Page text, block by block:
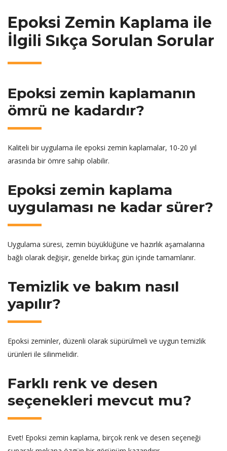
Epoksi Zemin Kaplama ile
İlgili Sıkça Sorulan Sorular
Epoksi zemin kaplamanın
ömrü ne kadardır?
Kaliteli bir uygulama ile epoksi zemin kaplamalar, 10-20 yıl
arasında bir ömre sahip olabilir.
Epoksi zemin kaplama
uygulaması ne kadar sürer?
Uygulama süresi, zemin büyüklüğüne ve hazırlık aşamalarına
bağlı olarak değişir, genelde birkaç gün içinde tamamlanır.
Temizlik ve bakım nasıl
yapılır?
Epoksi zeminler, düzenli olarak süpürülmeli ve uygun temizlik
ürünleri ile silinmelidir.
Farklı renk ve desen
seçenekleri mevcut mu?
Evet! Epoksi zemin kaplama, birçok renk ve desen seçeneği